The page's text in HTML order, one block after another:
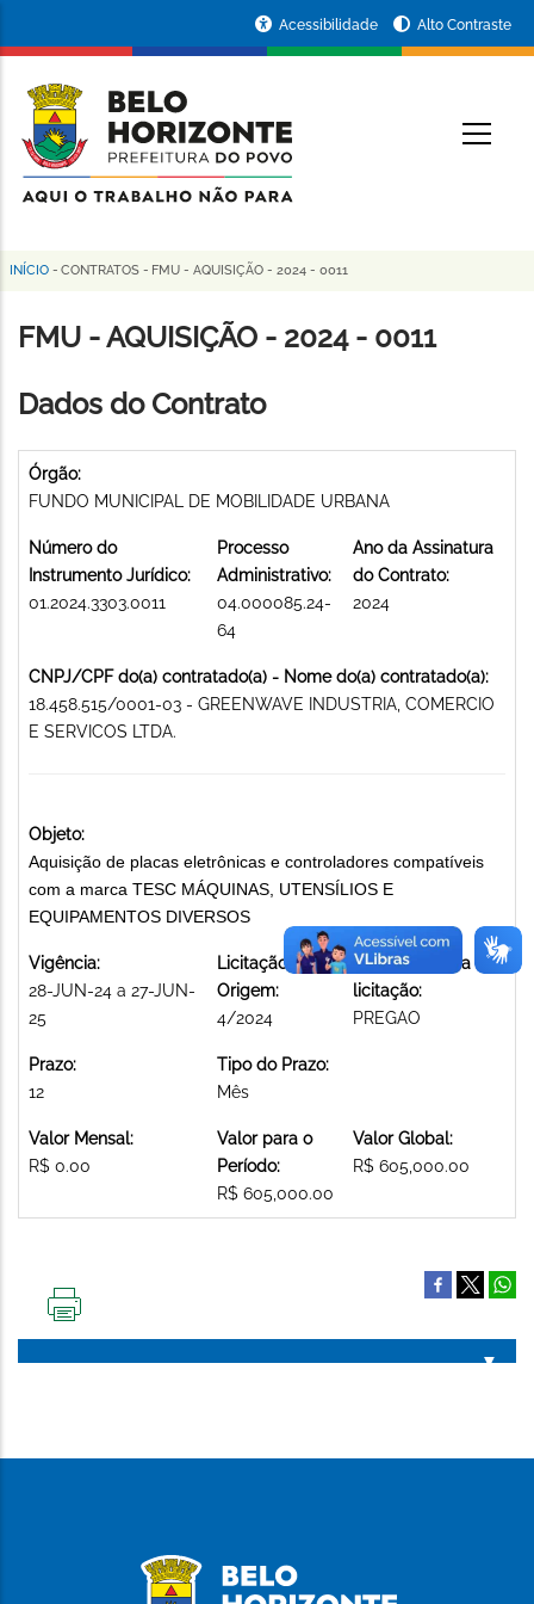
conteúdo
principal
da
Prefeitura
de
Horizonte
Acessibilidade Alto Contraste
Trilha
de
INÍCIO - CONTRATOS - FMU - AQUISIÇÃO - 2024 - 0011
FMU - AQUISIÇÃO - 2024 - 0011
Dados do Contrato
Órgão:
FUNDO MUNICIPAL DE MOBILIDADE URBANA
Número do
Instrumento Jurídico:
01.2024.3303.0011
Processo
Administrativo:
04.000085.24-
64
Ano da Assinatura
do Contrato:
2024
CNPJ/CPF do(a) contratado(a) - Nome do(a) contratado(a):
18.458.515/0001-03 - GREENWAVE INDUSTRIA, COMERCIO
E SERVICOS LTDA.
Objeto:
Aquisição de placas eletrônicas e controladores compatíveis
com a marca TESC MÁQUINAS, UTENSÍLIOS E
EQUIPAMENTOS DIVERSOS
Vigência:
28-JUN-24 a 27-JUN-
25
Licitação de
Origem:
4/2024
Modalidade da
licitação:
PREGAO
Prazo:
12
Tipo do Prazo:
Mês
Valor Mensal:
R$ 0.00
Valor para o
Período:
R$ 605,000.00
Valor Global:
R$ 605,000.00
PÁGINA